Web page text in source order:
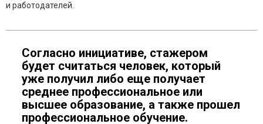
и работодателей.
Согласно инициативе, стажером
будет считаться человек, который
уже получил либо еще получает
среднее профессиональное или
высшее образование, а также прошел
профессиональное обучение.